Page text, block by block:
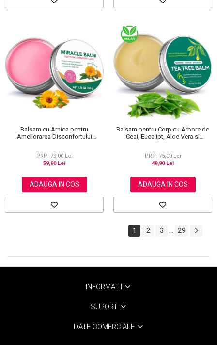
Balsam cu Arnica pentru
Ameliorarea Disconfortului
PRP: 79,00 Lei
59,90 Lei
ADAUGA IN COS
Balsam pentru Corp cu Arbore de
Ceai, Eucalipt, Aloe Vera si
PRP: 75,00 Lei
49,90 Lei
ADAUGA IN COS
1 2 3 ... 29
INFORMATII
SUPORT
DATE COMERCIALE